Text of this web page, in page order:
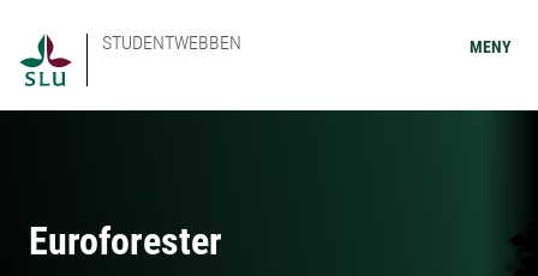
STUDENTWEBBEN MENY
Euroforester